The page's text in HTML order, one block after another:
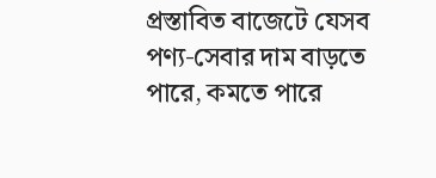
প্রস্তাবিত বাজেটে যেসব
পণ্য-সেবার দাম বাড়তে
পারে, কমতে পারে